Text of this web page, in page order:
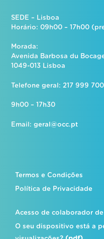
SEDE – Lisboa
Horário: 09h00 – 17h00
Morada:
Avenida Barbosa du
1049-013 Lisboa
Telefone geral: 217 999 700
9h00 – 17h30
Email:geral@occ.pt
Termos e Condições
Política de Privacidade
Acesso de colaborador
O seu dispositivo está a